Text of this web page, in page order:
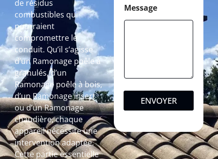
de résidus
combustibles qui
pourraient
compromettre le
conduit. Qu’il s’agisse
d’un Ramonage poêle à
granulés, d’un
Ramonage poêle à bois,
d’un Ramonage insert
ou d’un Ramonage
chaudière, chaque
appareil nécessite une
intervention adaptée.
Cette partie essentielle
Message
ENVOYER